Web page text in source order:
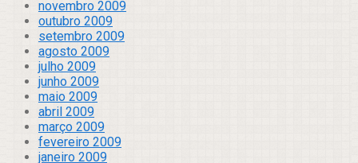
novembro 2009
outubro 2009
setembro 2009
agosto 2009
julho 2009
junho 2009
maio 2009
abril 2009
março 2009
fevereiro 2009
janeiro 2009